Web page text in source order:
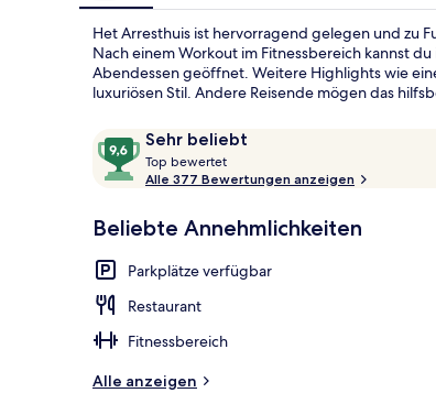
Het Arresthuis ist hervorragend gelegen und zu
Nach einem Workout im Fitnessbereich kannst
Abendessen geöffnet. Weitere Highlights wie
luxuriösen Stil. Andere Reisende mögen das
Bewertungen
Sehr beliebt
9,6
von
10,
beliebt
Top bewertet
o
b
w
Alle 377 Bewertungen anzeigen
Beliebte Annehmlichkeiten
Parkplätze verfügbar
Restaurant
Fitnessbereich
Alle anzeigen